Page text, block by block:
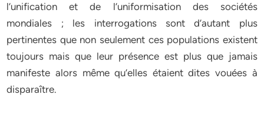
l’unification et de l’uniformisation des sociétés
mondiales ; les interrogations sont d’autant plus
pertinentes que non seulement ces populations existent
toujours mais que leur présence est plus que jamais
manifeste alors même qu’elles étaient dites vouées à
disparaître.